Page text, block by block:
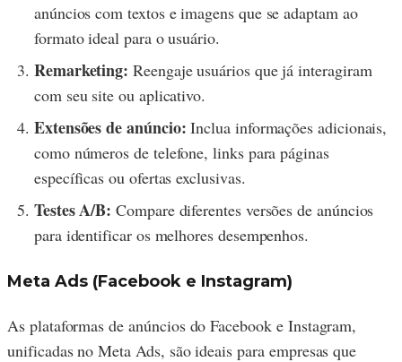
anúncios com textos e imagens que se adaptam ao
formato ideal para o usuário.
Remarketing: Reengaje usuários que já interagiram
com seu site ou aplicativo.
Extensões de anúncio: Inclua informações adicionais,
como números de telefone, links para páginas
específicas ou ofertas exclusivas.
Testes A/B: Compare diferentes versões de anúncios
para identificar os melhores desempenhos.
Meta Ads (Facebook e Instagram)
As plataformas de anúncios do Facebook e Instagram,
unificadas no Meta Ads, são ideais para empresas que